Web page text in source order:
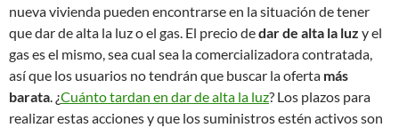
nueva vivienda pueden encontrarse en la situación de tener
que dar de alta la luz o el gas. El precio dedar de alta la luz y el
gas es el mismo, sea cual sea la comercializadora contratada,
así que los usuarios no tendrán que buscar la oferta más
barata. ¿Cuánto tardan en dar de alta la luz? Los plazos para
realizar estas acciones y que los suministros estén activos son